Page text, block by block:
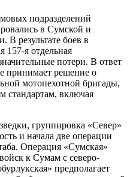
подразделений
в Сумской и
В результате боев в
157-я отдельная
потери. В ответ
принимает решение о
мотопехотной бригады,
стандартам, включая
группировка «Север»
и начала две операции
Операция «Сумская»
к Сумам с северо-
предполагает